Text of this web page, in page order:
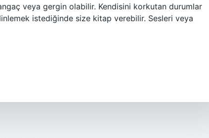
veya gergin olabilir. Kendisini korkutan durumlar
istediğinde size kitap verebilir. Sesleri veya